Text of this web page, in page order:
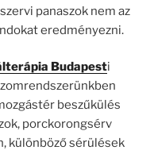
panaszok nem az
eredményezni.
Budapesti
beszűkülés
porckorongsérv
különböző sérülések